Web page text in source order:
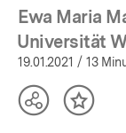
Ewa Maria
Universität
19.01.2021 / 13
TeilenInhalt